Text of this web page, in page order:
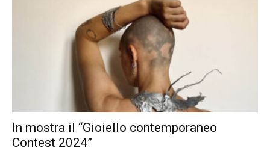
In mostra il “Gioiello contemporaneo
Contest 2024”